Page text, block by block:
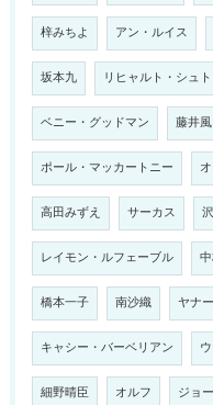
梓みちよ アン・ルイス
坂本九 リヒャルト・シュ
ベニー・グッドマン 藤井風
ポール・マッカートニー
高田みずえ サーカス
レイモン・ルフェーブル
橋本一子 南沙織 ヤナ
キャシー・バーベリアン
細野晴臣 オルフ ジョ